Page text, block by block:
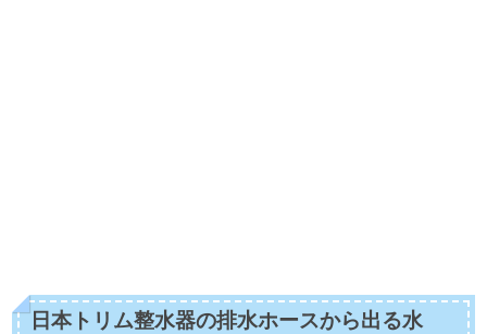
日本トリム整水器の排水ホースから出る水